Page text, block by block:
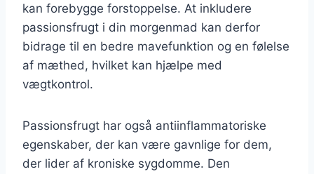
kan forebygge forstoppelse. At inkludere
passionsfrugt i din morgenmad kan derfor
bidrage til en bedre mavefunktion og en følelse
af mæthed, hvilket kan hjælpe med
vægtkontrol.
Passionsfrugt har også antiinflammatoriske
egenskaber, der kan være gavnlige for dem,
der lider af kroniske sygdomme. Den